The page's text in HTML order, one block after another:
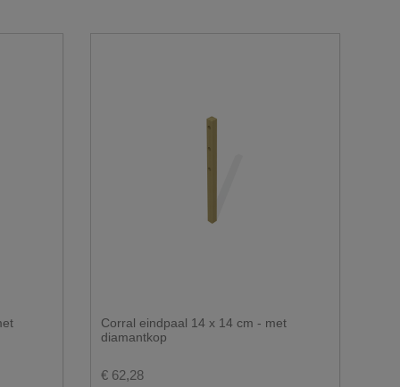
Corral eindpaal 14 x 14 cm - met
diamantkop
€ 62,28